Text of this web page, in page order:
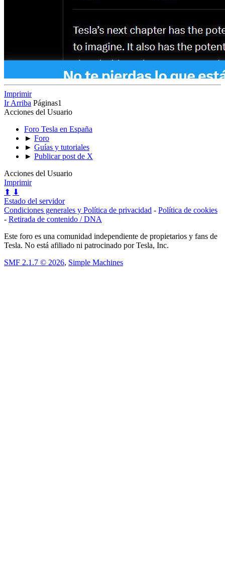
Imprimir
Ir Arriba Páginas1
Acciones del Usuario
Foro Tesla en España
► Foro
► Guías y tutoriales
► Publicar post de X
Acciones del Usuario
Imprimir
⬆ ⬇
Estado del servidor
Condiciones generales y Política de privacidad - Política de cookies
- Retirada de contenido / DNA
Este foro es una comunidad independiente de propietarios y fans de
Tesla. No está afiliado ni patrocinado por Tesla, Inc.
SMF 2.1.7 © 2026, Simple Machines